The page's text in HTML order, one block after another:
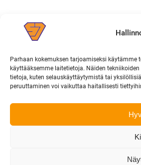
Parhaan kokemuksen tarjoamiseksi
käyttääksemme laitetietoja. Näiden
tietoja, kuten selauskäyttäytymistä tai
peruuttaminen voi vaikuttaa haitallisesti